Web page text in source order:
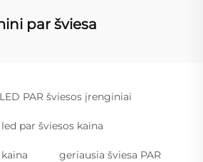
par šviesa
PAR šviesos įrenginiai
par šviesos kaina
geriausia šviesa PAR